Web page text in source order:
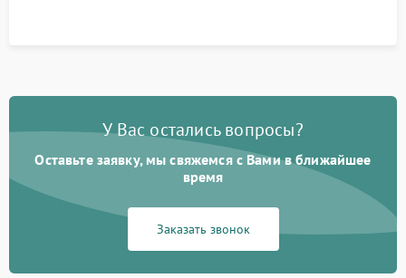
У Вас остались вопросы?
Оставьте заявку, мы свяжемся с Вами в ближайшее
время
Заказать звонок